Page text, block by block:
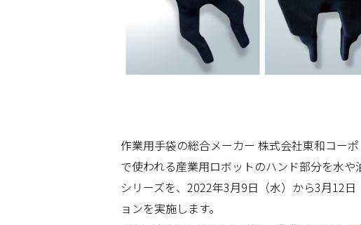
作業用手袋の総合メーカー 株式会社東和コー
で使われる産業用ロボットのハンド部分を水
シリーズを、2022年3月9日（水）から3月12
ョンを実施します。